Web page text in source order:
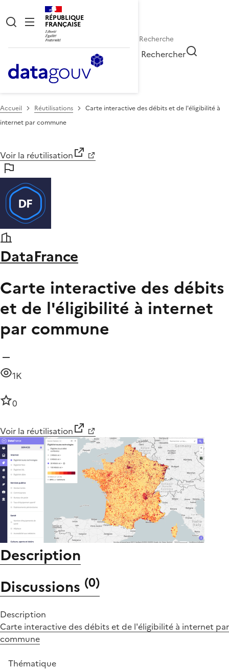
RÉPUBLIQUE
FRANÇAISE
Rechercher
Accueil Réutilisations
Carte interactive des débits et de l'éligibilité à
internet par commune
Voir la réutilisation
DataFrance
Carte interactive des débits
et de l'éligibilité à internet
par commune
1K
0
Voir la réutilisation
Description
Discussions (0)
Description
Carte interactive des débits et de l'éligibilité à internet par
commune
Thématique